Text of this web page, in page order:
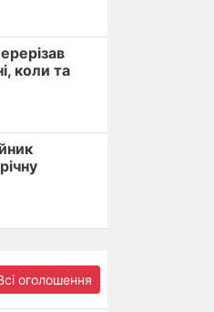
коли та
оголошення